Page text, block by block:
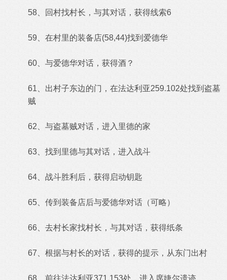
58、回村找村长，与其对话，获得线索6
59、在村里的装备店(58,44)找到爱德华
60、与爱德华对话，获得酒？
61、出村子东边的门，在法达利亚259.102处找到盗墓
贼
62、与盗墓贼对话，进入里德的家
63、找到里德与其对话，进入战斗
64、战斗胜利后，获得启动钥匙
65、传到装备店后与爱德华对话（可略）
66、去村长家找村长，与其对话，获得纸条
67、根据与村长的对话，获得的提示，从东门出村
68、前往法达利亚371.153处，进入席婕尔遗迹